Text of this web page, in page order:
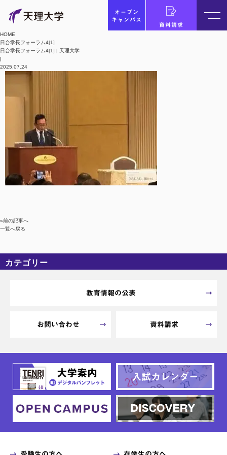
オープン
キャンパス
資料請求
HOME
日台学長フォーラム4[1]
日台学長フォーラム4[1] | 天理大学
|
2025.07.24
«前の記事へ
一覧へ戻る
カテゴリー
教育情報の公表
お問い合わせ 資料請求